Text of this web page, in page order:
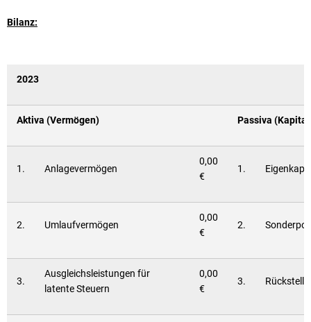
Bilanz:
2023
Aktiva (Vermögen) Passiva
1. Anlagevermögen
0,00
€
1.
2. Umlaufvermögen
0,00
€
2.
3.
Ausgleichsleistungen für
latente Steuern
0,00
€
3.